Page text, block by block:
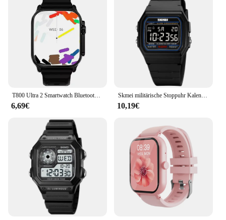
T800 Ultra 2 Smartwatch Bluetooth Talk Muisc Smartwatch Nachrichtenalarm Herzfrequenzmesser Sportuhr für Android IOS Männer Frauen
6,69€
Skmei militärische Stoppuhr Kalender digitale Armbanduhr Herren 5bar wasserdicht Wecker Hintergrund beleuchtung Sport uhren reloj hombre
10,19€